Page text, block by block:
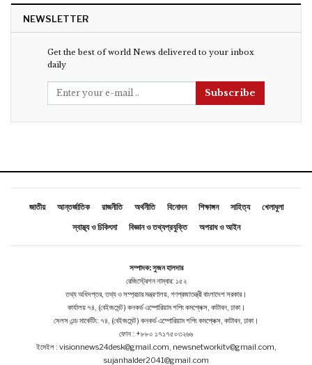
NEWSLETTER
Get the best of world News delivered to your inbox
daily
Subscribe
জাতীয় আন্তর্জাতিক রাজনীতি অর্থনীতি বিনোদন শিক্ষাঙ্গন সাহিত্য
খেলাধুলা
স্বাস্থ্য ও চিকিৎসা
বিজ্ঞান ও তথ্যপ্রযুক্তি অপরাধ ও আইন
সম্পাদক: সুজন হালদার
রেজিস্ট্রেশন নাম্বার: ১৫২
তথ্য অধিদপ্তর, তথ্য ও সম্প্রচার মন্ত্রণালয়, গণপ্রজাতন্ত্রী বাংলাদেশ সরকার।
কার্যালয় ৭৪, (বেইজমেন্ট ) কনকর্ড এম্পোরিয়াম শপিং কমপ্লেক্স, কাটাবন, ঢাকা।
সেলস এন্ড মার্কেটিং: ৭৪, (বেইজমেন্ট ) কনকর্ড এম্পোরিয়াম শপিং কমপ্লেক্স, কাটাবন, ঢাকা।
ফোন : +৮৮০ ১৭১৭৫০৩২৬৬
ইমেইল : visionnews24desk@gmail.com, newsnetworkitv@gmail.com,
sujanhalder2041@gmail.com